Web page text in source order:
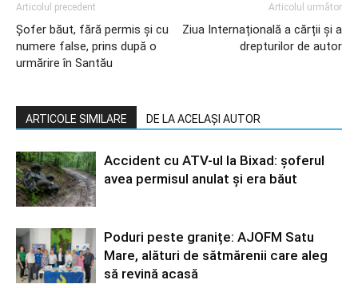
Articolul precedent
Șofer băut, fără permis și cu
numere false, prins după o
urmărire în Santău
Articolul următor
Ziua Internațională a cărții și a
drepturilor de autor
ARTICOLE SIMILARE DE LA ACELAȘI AUTOR
Accident cu ATV-ul la Bixad: șoferul
avea permisul anulat și era băut
Poduri peste granițe: AJOFM Satu
Mare, alături de sătmărenii care aleg
să revină acasă